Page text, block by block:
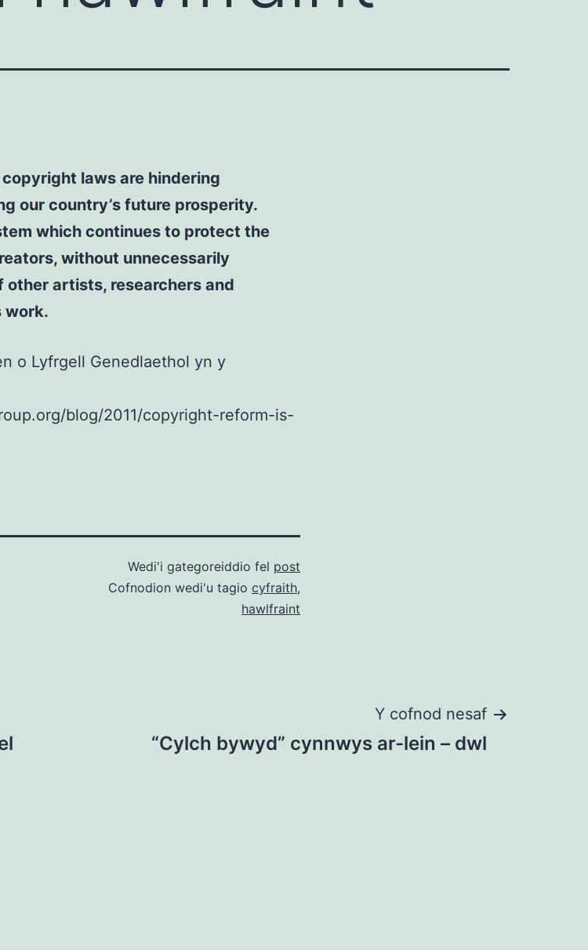
copyright laws are hindering
our country’s future prosperity.
which continues to protect the
without unnecessarily
artists, researchers and
work.
o Lyfrgell Genedlaethol yn y
blog/2011/copyright-reform-is-
Wedi'i gategoreiddio fel post
Cofnodion wedi'u tagio cyfraith,
hawlfraint
Y cofnod nesaf
“Cylch bywyd” cynnwys ar-lein – dwl